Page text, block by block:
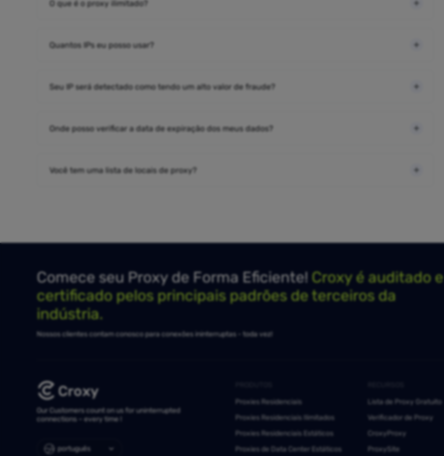
O que é o proxy ilimitado?
Quantos IPs eu posso usar?
Seu IP será detectado como tendo um alto valor de fraude?
Onde posso verificar a data de expiração dos meus dados?
Você tem uma lista de locais de proxy?
Comece seu Proxy de Forma Eficiente! Croxy é auditado e
certificado pelos principais padrões de terceiros da
indústria.
Nossos clientes contam conosco para conexões ininterruptas - toda vez!
Our Customers count on us for uninterrupted
connections – every time !
português
Proxies Residenciais
Proxies Residenciais Ilimitados
Proxies Residenciais Estáticos
Proxies de Data Center Estáticos
Lista de Proxy Gratuito
Verificador de Proxy
CroxyProxy
ProxySite